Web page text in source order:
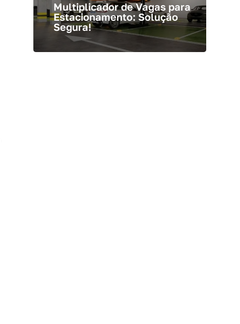
Multiplicador de Vagas para
Estacionamento: Solução
Segura!